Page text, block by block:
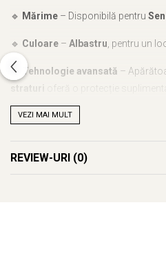
🔹 Mărime – Disponibilă pentru
🔹 Culoare – Albastru , pentru un
🔹 Tehnologie avansată –
straturi
șiabsorbând eficient șocurile
gutiera să se potrivească perfect în
loc, asigurându-vă o protecție
Recomandată
VEZI MAI MULT
REVIEW-URI (0)